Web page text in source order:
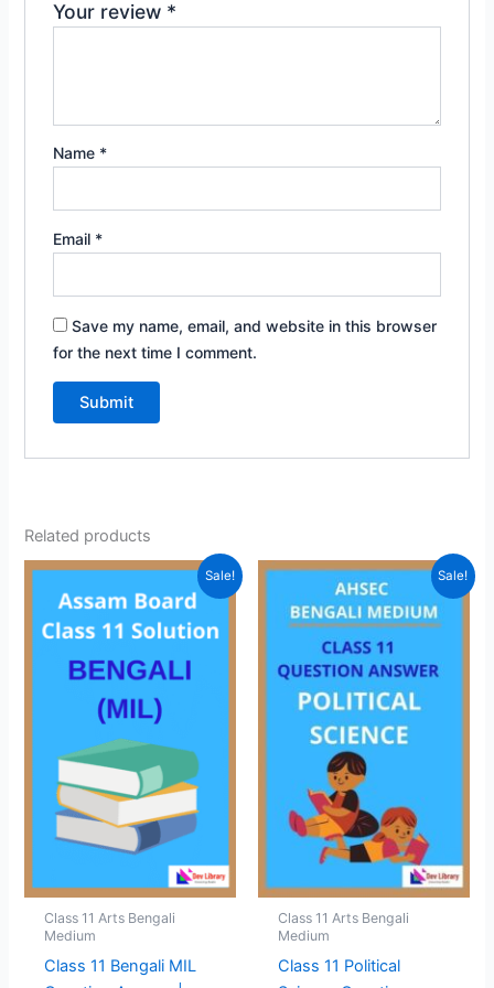
Your review *
Name *
Email *
Save my name, email, and website in this browser
for the next time I comment.
Related products
Sale!
Class 11 Arts Bengali
Medium
Class 11 Bengali MIL
Sale!
Class 11 Arts Bengali
Medium
Class 11 Political